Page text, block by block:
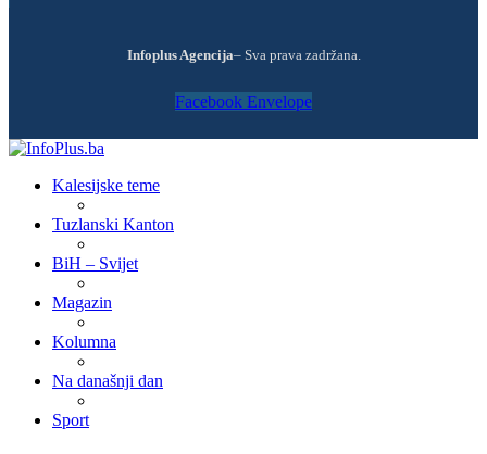
Infoplus Agencija– Sva prava zadržana.
Facebook Envelope
Kalesijske teme
Tuzlanski Kanton
BiH – Svijet
Magazin
Kolumna
Na današnji dan
Sport